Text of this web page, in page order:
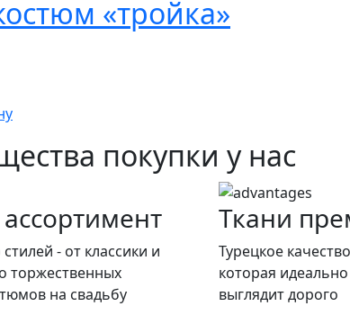
«тройка»
покупки у нас
- от классики и
торжественных
на свадьбу
Ткани
Турецкое
которая
выглядит дорого